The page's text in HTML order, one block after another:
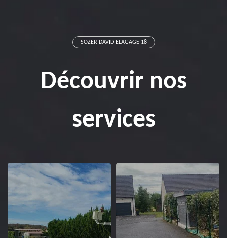
SOZER DAVID ELAGAGE 18
Découvrir nos
services